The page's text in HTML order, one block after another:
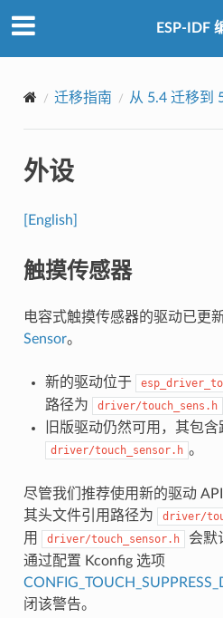
ESP-IDF
迁移指南 从 5.4 迁移到
外设
[English]
触摸传感器
电容式触摸传感器的驱动已更
Sensor。
新的驱动位于
路径为
driver/touch_sens.h
旧版驱动仍然可用，其包含
driver/touch_sensor.h 。
尽管我们推荐使用新的驱动
其头文件引用路径为
driver/
用
driver/touch_sensor.h
会默
通过配置 Kconfig 选项
闭该警告。